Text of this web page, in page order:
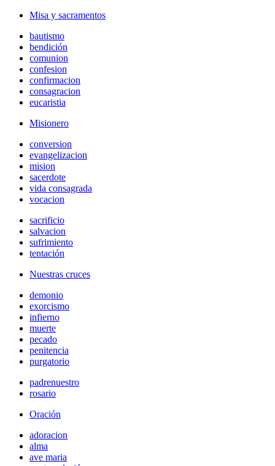
Misa y sacramentos
bautismo
bendición
comunion
confesion
confirmacion
consagracion
eucaristia
Misionero
conversion
evangelizacion
mision
sacerdote
vida consagrada
vocacion
sacrificio
salvacion
sufrimiento
tentación
Nuestras cruces
demonio
exorcismo
infierno
muerte
pecado
penitencia
purgatorio
padrenuestro
rosario
Oración
adoracion
alma
ave maria